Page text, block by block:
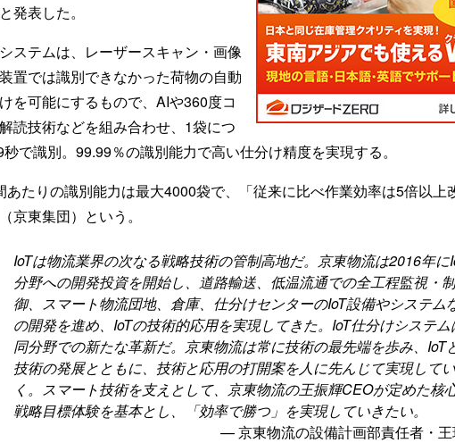
発表した。
ステムは、レーザースキャン・画像
置では識別できなかった荷物の自動
を可能にするもので、AIや360度コ
読技術などを組み合わせ、1袋につ
秒で識別。99.99％の識別能力で高い仕分け精度を実現する。
あたりの識別能力は最大4000袋で、「従来に比べ作業効率は5倍以上
京東集団）という。
IoTは物流業界の次なる戦略技術の管制高地だ。京東物流は2016年に
分野への開発投資を開始し、道路輸送、低温流通での全工程監視・制
御、スマート物流団地、倉庫、仕分けセンターのIoT設備やシステム
の開発を進め、IoTの技術的応用を実現してきた。IoT仕分けシステム
同分野での新たな革新だ。京東物流は常に技術の最先端を歩み、IoT
技術の発展とともに、技術と応用の打開案を人に先んじて実現してい
く。スマート技術を支えとして、京東物流の王振輝CEOが定めた核
戦略目標体験を基本とし、「効率で勝つ」を実現していきたい。
京東物流の設備計画部責任者・